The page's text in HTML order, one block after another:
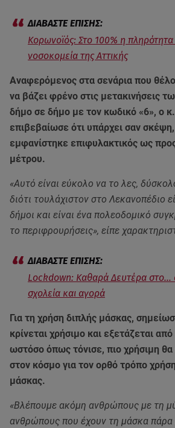
Κορωνοϊός: Στο 100% η
νοσοκομεία της Αττικής
Αναφερόμενος στα σενάρια που
να βάζει φρένο στις μετακινήσεις
δήμο σε δήμο με τον κωδικό «6», ο
επιβεβαίωσε ότι υπάρχει σαν
εμφανίστηκε επιφυλακτικός ως
μέτρου.
«Αυτό είναι εύκολο να το λες,
διότι τουλάχιστον στο Λεκανοπέδιο
δήμοι και είναι ένα πολεοδομικό
το περιφρουρήσεις», είπε
Lockdown: Καθαρά Δευτέρα στο…
σχολεία και αγορά
Για τη χρήση διπλής μάσκας,
κρίνεται χρήσιμο και εξετάζεται
ωστόσο όπως τόνισε, πιο χρήσιμη θα
στον κόσμο για τον ορθό τρόπο
μάσκας.
«Βλέπουμε ακόμη ανθρώπους με τη
ανθρώπους που έχουν τη μάσκα